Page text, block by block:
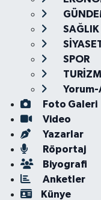
SAĞLIK
SPOR
TURİZM
Foto Galeri
Video
Yazarlar
Röportaj
Biyografi
Anketler
Künye